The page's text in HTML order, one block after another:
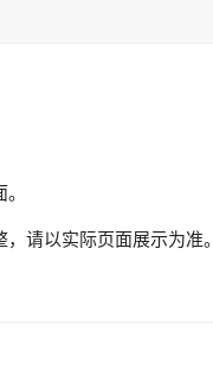
请以实际页面展示为准。